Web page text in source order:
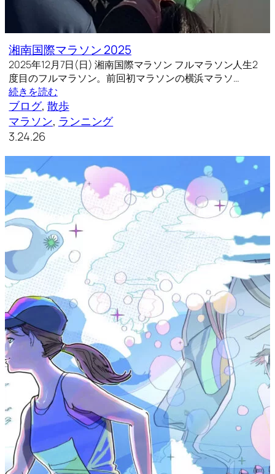
湘南国際マラソン 2025
2025年12月7日(日) 湘南国際マラソン フルマラソン人生2
度目のフルマラソン。前回初マラソンの横浜マラソ…
続きを読む
ブログ, 散歩
マラソン, ランニング
3.24.26